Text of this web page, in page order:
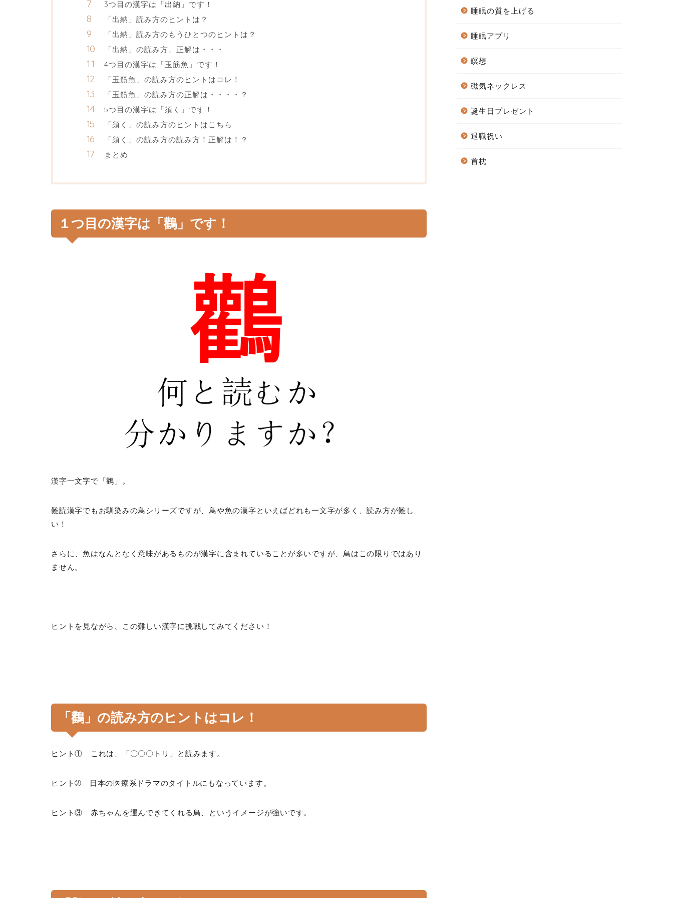
3つ目の漢字は「出納」です！
「出納」読み方のヒントは？
「出納」読み方のもうひとつのヒントは？
「出納」の読み方、正解は・・・
4つ目の漢字は「玉筋魚」です！
「玉筋魚」の読み方のヒントはコレ！
「玉筋魚」の読み方の正解は・・・・？
5つ目の漢字は「須く」です！
「須く」の読み方のヒントはこちら
「須く」の読み方の読み方！正解は！？
まとめ
１つ目の漢字は「鸛」です！
漢字一文字で「鸛」。
難読漢字でもお馴染みの鳥シリーズですが、鳥や魚の漢字といえばどれも一文字が多く、読み方が難し
い！
さらに、魚はなんとなく意味があるものが漢字に含まれていることが多いですが、鳥はこの限りではあり
ません。
ヒントを見ながら、この難しい漢字に挑戦してみてください！
「鸛」の読み方のヒントはコレ！
ヒント① これは、「〇〇〇トリ」と読みます。
ヒント➁ 日本の医療系ドラマのタイトルにもなっています。
ヒント③ 赤ちゃんを運んできてくれる鳥、というイメージが強いです。
睡眠の質を上げる
睡眠アプリ
瞑想
磁気ネックレス
誕生日プレゼント
退職祝い
首枕